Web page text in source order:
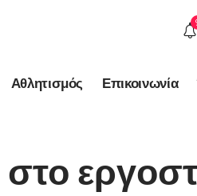
Αθλητισμός Επικοινωνία